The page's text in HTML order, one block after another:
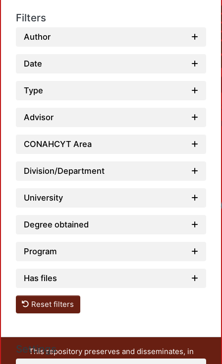
Filters
Author
Date
Type
Advisor
CONAHCYT Area
Division/Department
University
Degree obtained
Program
Has files
Reset filters
Settings
This repository preserves and disseminates, in